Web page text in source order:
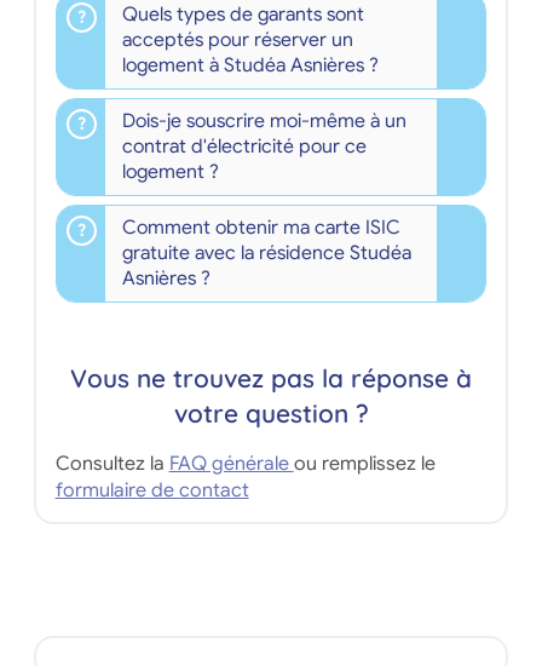
Quels types de garants sont
acceptés pour réserver un
logement à Studéa Asnières ?
Dois-je souscrire moi-même à un
contrat d'électricité pour ce
logement ?
Comment obtenir ma carte ISIC
gratuite avec la résidence Studéa
Asnières ?
Vous ne trouvez pas la réponse à
votre question ?
Consultez la FAQ générale ou remplissez le
formulaire de contact